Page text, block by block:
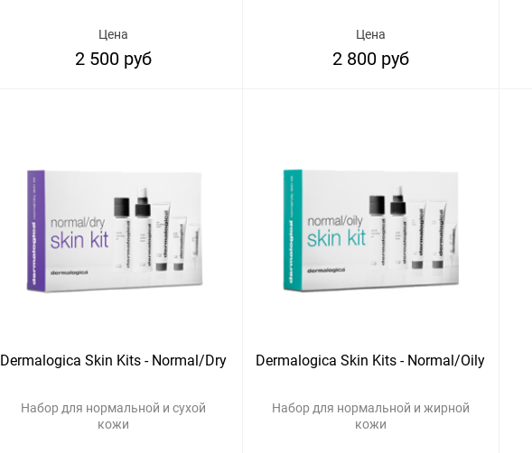
Цена
2 500 руб
Цена
2 800 руб
Dermalogica Skin Kits - Normal/Dry
Набор для нормальной и сухой
кожи
Dermalogica Skin Kits - Normal/Oily
Набор для нормальной и жирной
кожи